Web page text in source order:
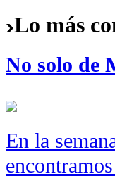
Lo más
No solo de
En la